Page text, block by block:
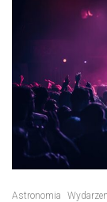
Astronomia